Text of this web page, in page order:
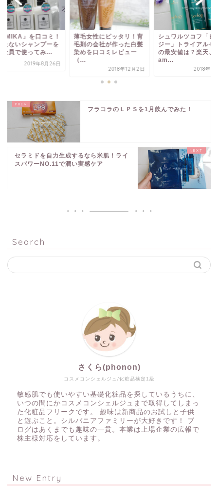
」を口コミ！
たないシャンプーを
全員で使ってみ...
2019年8月26日
薄毛女性にピッタリ！育
毛剤の会社が作った白髪
染めを口コミレビュー
（...
2018年12月2日
シュワルツコフ「ビ
ジー」トライアルセ
の最安値は？楽天、
am...
2018年3
フラコラのＬＰＳを1月飲んでみた！
セラミドを自力生成するなら米肌！ライ
スパワーNO.11で潤い実感ケア
Search
コスメコンシェルジュ/化粧品検定1級
さくら(phonon)
敏感肌でも使いやすい基礎化粧品を探しているうちに、
いつの間にかコスメコンシェルジュまで取得してしまっ
た化粧品フリークです。 趣味は新商品のお試しと子供
と遊ぶこと。シルバニアファミリーが大好きです！ ブ
ログはあくまでも趣味の一貫。本業は上場企業の広報で
株主様対応をしています。
New Entry